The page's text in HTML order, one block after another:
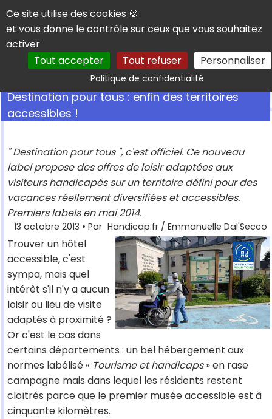
Panneau de gestion des cookies
Ce site utilise des cookies 🍪
et vous donne le contrôle sur ceux que vous souhaitez
activer
Tout accepter
Tout refuser Personnaliser
Politique de confidentialitéRechercher
Destination pour tous : enfin des territoires
accessibles !
" Destination pour tous ", c'est officiel. Ce nouveau
label propose des offres de loisir adaptées aux
visiteurs handicapés sur un territoire défini pour des
vacances réellement diversifiées et accessibles.
Premiers labels en mai 2014.
13 octobre 2013 • Par Handicap.fr / Emmanuelle Dal'Secco
Trouver un hôtel
accessible, c'est
sympa, mais quel
intérêt s'il n'y a aucun
loisir ou lieu de visite
adaptés à proximité ?
Or c'est le cas dans
certains départements : un bel hébergement aux
normes labélisé « Tourisme et handicaps» en rase
campagne mais dans lequel les résidents restent
cloîtrés parce que le premier musée accessible est à
cinquante kilomètres.